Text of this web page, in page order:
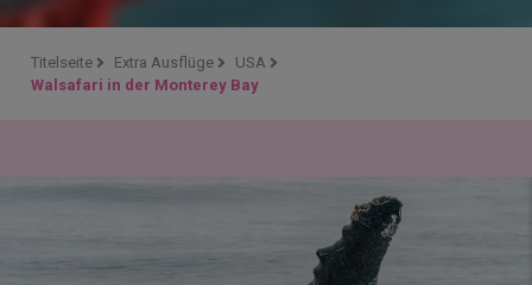
Titelseite Extra Ausflüge
USA
Walsafari in der Monterey Bay